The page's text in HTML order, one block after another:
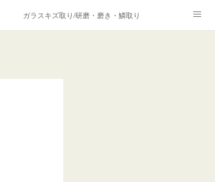
ガラスキズ取り/研磨・磨き・鱗取り